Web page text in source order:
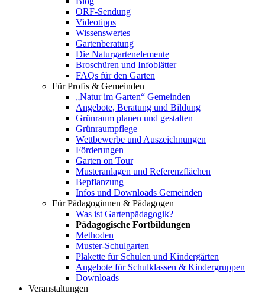
ORF-Sendung
Videotipps
Wissenswertes
Gartenberatung
Die Naturgartenelemente
Broschüren und Infoblätter
FAQs für den Garten
Für Profis & Gemeinden
„Natur im Garten“ Gemeinden
Angebote, Beratung und Bildung
Grünraum planen und gestalten
Grünraumpflege
Wettbewerbe und Auszeichnungen
Förderungen
Garten on Tour
Musteranlagen und Referenzflächen
Bepflanzung
Infos und Downloads Gemeinden
Für Pädagoginnen & Pädagogen
Was ist Gartenpädagogik?
Pädagogische Fortbildungen
Methoden
Muster-Schulgarten
Plakette für Schulen und Kindergärten
Angebote für Schulklassen & Kindergruppen
Downloads
Veranstaltungen